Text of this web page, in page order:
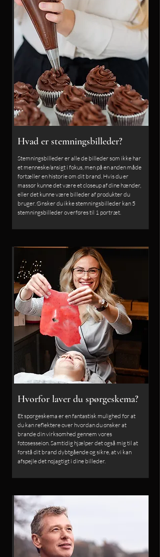
Hvad er stemningsbilleder?
Stemningsbilleder er alle de billeder som ikke har
et menneske/ansigt i fokus, men på en anden måde
fortæller en historie om dit brand. Hvis du er
massør kunne det være et closeup af dine hænder,
eller det kunne være billeder af produkter du
bruger. Ønsker du ikke stemningsbilleder kan 5
stemningsbilleder overføres til 1 portræt.
Hvorfor laver du spørgeskema?
Et spørgeskema er en fantastisk mulighed for at
du kan reflektere over hvordan du ønsker at
brande din virksomhed gennem vores
fotosesseion. Samtidig hjælper det også mig til at
forstå dit brand dybtgående og sikre, at vi kan
afspejle det nøjagtigt i dine billeder.